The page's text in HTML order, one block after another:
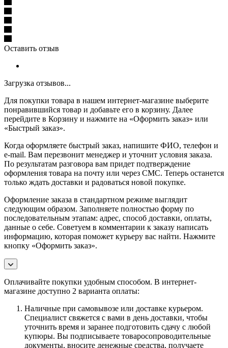
Оставить отзыв
Загрузка отзывов...
Для покупки товара в нашем интернет-магазине выберите
понравившийся товар и добавьте его в корзину. Далее
перейдите в Корзину и нажмите на «Оформить заказ» или
«Быстрый заказ».
Когда оформляете быстрый заказ, напишите ФИО, телефон и
e-mail. Вам перезвонит менеджер и уточнит условия заказа.
По результатам разговора вам придет подтверждение
оформления товара на почту или через СМС. Теперь останется
только ждать доставки и радоваться новой покупке.
Оформление заказа в стандартном режиме выглядит
следующим образом. Заполняете полностью форму по
последовательным этапам: адрес, способ доставки, оплаты,
данные о себе. Советуем в комментарии к заказу написать
информацию, которая поможет курьеру вас найти. Нажмите
кнопку «Оформить заказ».
Оплачивайте покупки удобным способом. В интернет-
магазине доступно 2 варианта оплаты:
Наличные при самовывозе или доставке курьером.
Специалист свяжется с вами в день доставки, чтобы
уточнить время и заранее подготовить сдачу с любой
купюры. Вы подписываете товаросопроводительные
документы, вносите денежные средства, получаете